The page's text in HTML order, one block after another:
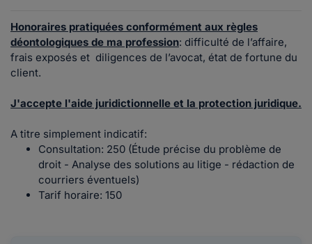
Honoraires pratiquées conformément aux règles
déontologiques de ma profession: difficulté de l’affaire,
frais exposés et diligences de l’avocat, état de fortune du
client.
J'accepte l'aide juridictionnelle et la protection juridique.
A titre simplement indicatif:
Consultation: 250 (Étude précise du problème de
droit - Analyse des solutions au litige - rédaction de
courriers éventuels)
Tarif horaire: 150